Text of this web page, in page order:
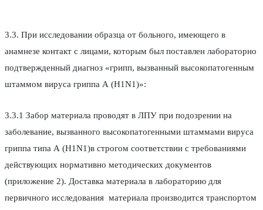
3.3. При исследовании образца от больного, имеющего в
анамнезе контакт с лицами, которым был поставлен лабораторно
подтвержденный диагноз «грипп, вызванный высокопатогенным
штаммом вируса гриппа А (H1N1)»:
3.3.1 Забор материала проводят в ЛПУ при подозрении на
заболевание, вызванного высокопатогенными штаммами вируса
гриппа типа А (H1N1)в строгом соответствии с требованиями
действующих нормативно методических документов
(приложение 2). Доставка материала в лабораторию для
первичного исследования материала производится транспортом